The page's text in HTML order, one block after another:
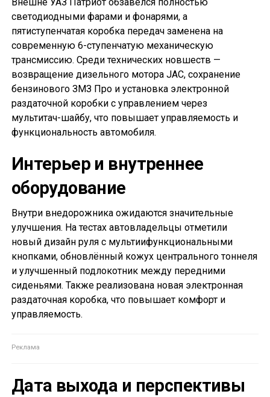
Внешне УАЗ Патриот обзавёлся полностью
светодиодными фарами и фонарями, а
пятиступенчатая коробка передач заменена на
современную 6-ступенчатую механическую
трансмиссию. Среди технических новшеств —
возвращение дизельного мотора JAC, сохранение
бензинового ЗМЗ Про и установка электронной
раздаточной коробки с управлением через
мультитач-шайбу, что повышает управляемость и
функциональность автомобиля.
Интерьер и внутреннее
оборудование
Внутри внедорожника ожидаются значительные
улучшения. На тестах автовладельцы отметили
новый дизайн руля с мультиифункциональными
кнопками, обновлённый кожух центрального тоннеля
и улучшенный подлокотник между передними
сиденьями. Также реализована новая электронная
раздаточная коробка, что повышает комфорт и
управляемость.
Дата выхода и перспективы